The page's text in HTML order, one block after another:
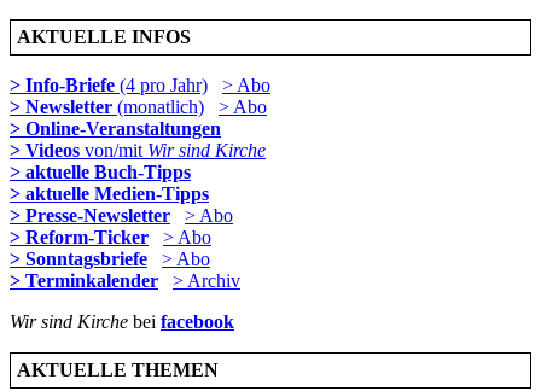
AKTUELLE INFOS
> Info-Briefe (4 pro Jahr)
> Abo
> Newsletter (monatlich)
> Abo
> Online-Veranstaltungen
> Videos von/mit Wir sind Kirche
> aktuelle Buch-Tipps
> aktuelle Medien-Tipps
> Presse-Newsletter
> Abo
> Reform-Ticker
> Abo
> Sonntagsbriefe
> Abo
> Terminkalender
> Archiv
Wir sind Kirche bei facebook
AKTUELLE THEMEN